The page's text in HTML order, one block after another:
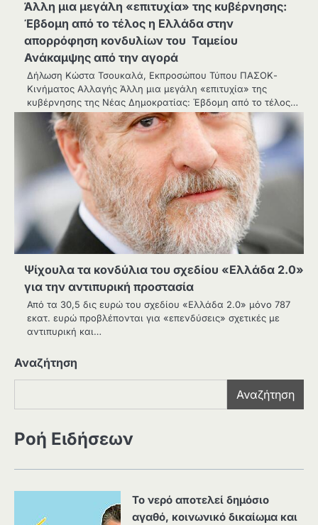
Άλλη μια μεγάλη «επιτυχία» της κυβέρνησης:
Έβδομη από το τέλος η Ελλάδα στην
απορρόφηση κονδυλίων του Ταμείου
Ανάκαμψης από την αγορά
Δήλωση Κώστα Τσουκαλά, Εκπροσώπου Τύπου ΠΑΣΟΚ-
Κινήματος Αλλαγής Άλλη μια μεγάλη «επιτυχία» της
κυβέρνησης της Νέας Δημοκρατίας: Έβδομη από το τέλος…
Ψίχουλα τα κονδύλια του σχεδίου «Ελλάδα 2.0»
για την αντιπυρική προστασία
Από τα 30,5 δις ευρώ του σχεδίου «Ελλάδα 2.0» μόνο 787
εκατ. ευρώ προβλέπονται για «επενδύσεις» σχετικές με
αντιπυρική και…
Αναζήτηση
Αναζήτηση
Ροή Ειδήσεων
Το νερό αποτελεί δημόσιο
αγαθό, κοινωνικό δικαίωμα και